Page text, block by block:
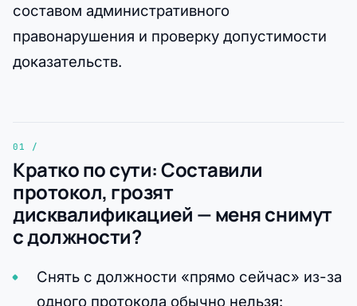
составом административного
правонарушения и проверку допустимости
доказательств.
Кратко по сути: Составили
протокол, грозят
дисквалификацией — меня снимут
с должности?
Снять с должности «прямо сейчас» из-за
одного протокола обычно нельзя: